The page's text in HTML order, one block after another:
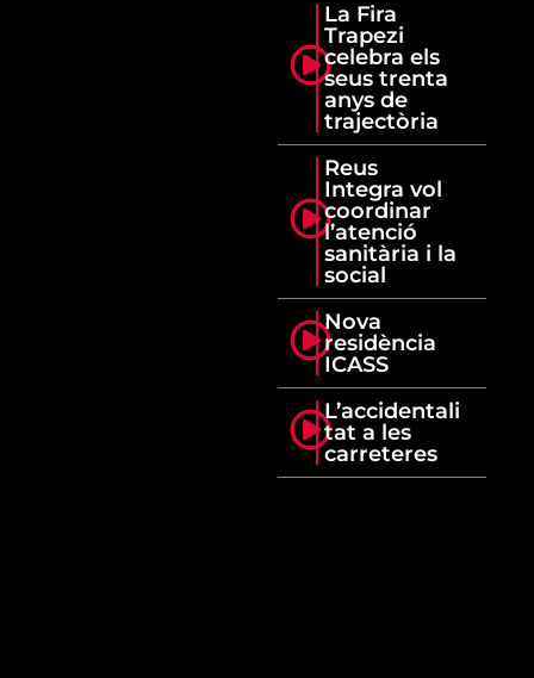
La Fira
Trapezi
celebra els
seus trenta
anys de
trajectòria
Reus
Integra vol
coordinar
l’atenció
sanitària i la
social
Nova
residència
ICASS
L’accidentali
tat a les
carreteres